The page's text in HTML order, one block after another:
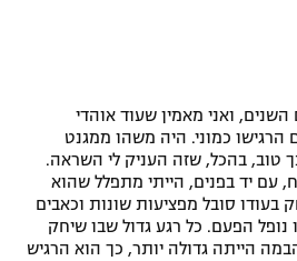
ואני מאמין שעוד אוהדי
הרגישו כמוני. היה משהו ממגנט
טוב, בהכל, שזה העניק לי השראה.
עם יד בפנים, הייתי מתפלל שהוא
סובל מפציעות שונות וכאבים
נופל הפעם. כל רגע גדול שבו שיחק
הייתה גדולה יותר, כך הוא הרגיש